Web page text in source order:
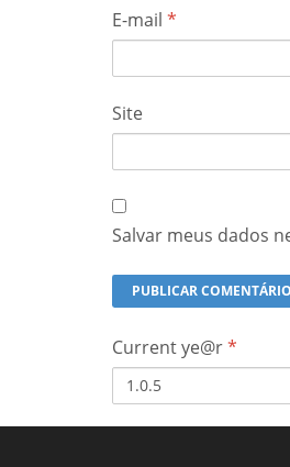
E-mail *
Site
Salvar meus dados
Current ye@r*